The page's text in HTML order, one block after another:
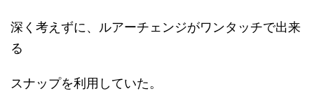
深く考えずに、ルアーチェンジがワンタッチで出来
る
スナップを利用していた。